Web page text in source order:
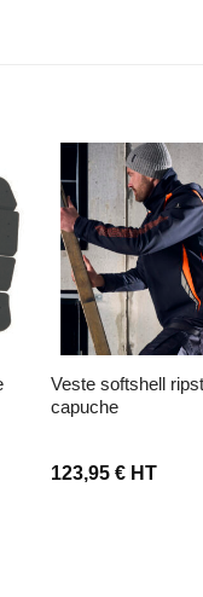
Ajouter à la liste
veste softshell ripstop a
capuche
123,95 €HT